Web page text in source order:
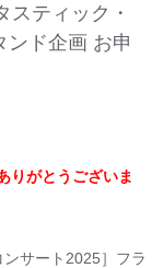
ティック・
ンド企画 お申
りがとうございま
サート2025］フラ